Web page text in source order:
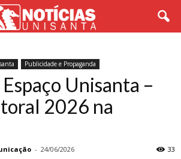
Publicidade e Propaganda
Unisanta –
2026 na
- 24/06/2026 33